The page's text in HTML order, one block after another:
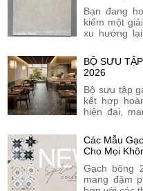
Bạn đang
kiếm một
xu hướng
60x60
hợp cho
ngủ cho đến
BỘ SƯU
2026
Bộ sưu tập
kết hợp
hiện đại,
vững cho
hứng từ
dòng gạch
còn đảm bảo
Các Mẫu
Cho Mọi
Gạch bông
mang đậm